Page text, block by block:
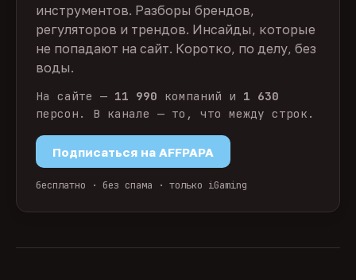
инструментов. Разборы брендов,
регуляторов и трендов. Инсайды, которые
не попадают на сайт. Коротко, по делу, без
воды.
На сайте — 11 990 компаний и 1 630
персон. В канале — то, что между строк.
Подписаться на AFFPAPA
бесплатно · без спама · только iGaming